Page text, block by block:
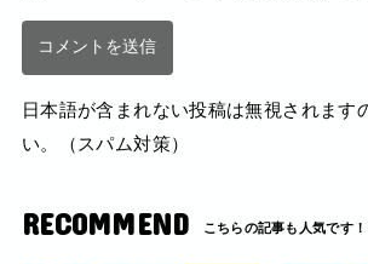
日本語が含まれない投稿は無視されます
い。（スパム対策）
RECOMMEND